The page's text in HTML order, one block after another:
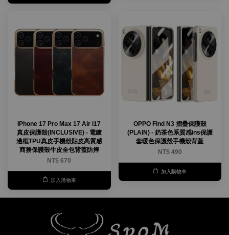
IPhone 17 Pro Max 17 Air i17
真皮保護殼(INCLUSIVE) - 電鍍
邊框TPU真皮手機殼貼皮高質感
商務保護殼牛皮全包背蓋防摔
NT$ 670
加入購物車
OPPO Find N3 摺疊保護殼
(PLAIN) - 奶茶色系質感ins保護
套暖色保護殼手機殼背蓋
NT$ 490
加入購物車